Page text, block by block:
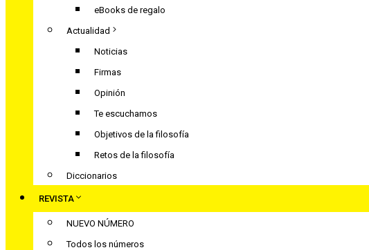
eBooks de regalo
Actualidad
Noticias
Firmas
Opinión
Te escuchamos
Objetivos de la filosofía
Retos de la filosofía
Diccionarios
REVISTA
NUEVO NÚMERO
Todos los números